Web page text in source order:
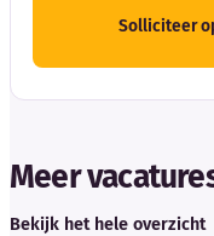
Solliciteer
Meer
Bekijk het hele overzicht